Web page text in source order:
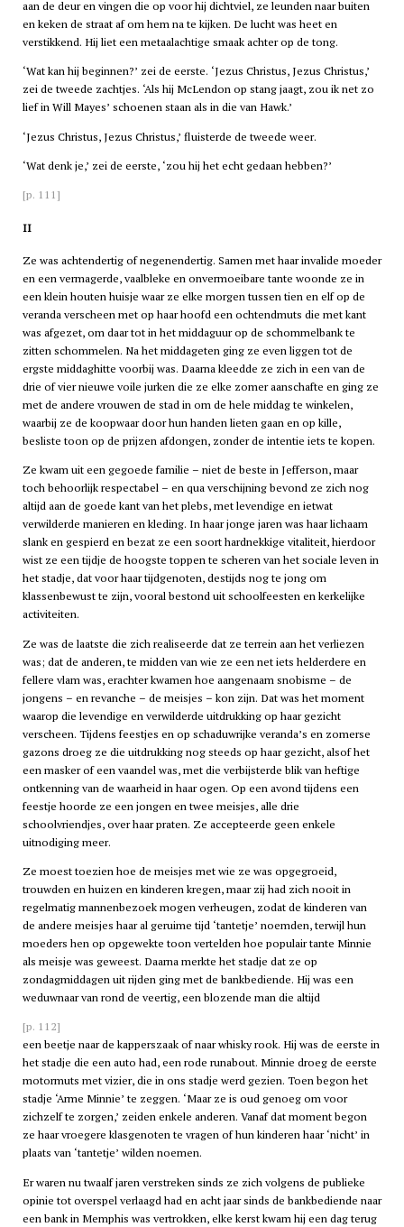
aan de deur en vingen die op voor hij dichtviel, ze leunden naar buiten
en keken de straat af om hem na te kijken. De lucht was heet en
verstikkend. Hij liet een metaalachtige smaak achter op de tong.
‘Wat kan hij beginnen?’ zei de eerste. ‘Jezus Christus, Jezus Christus,’
zei de tweede zachtjes. ‘Als hij McLendon op stang jaagt, zou ik net zo
lief in Will Mayes’ schoenen staan als in die van Hawk.’
‘Jezus Christus, Jezus Christus,’ fluisterde de tweede weer.
‘Wat denk je,’ zei de eerste, ‘zou hij het echt gedaan hebben?’
[p. 111]
II
Ze was achtendertig of negenendertig. Samen met haar invalide moeder
en een vermagerde, vaalbleke en onvermoeibare tante woonde ze in
een klein houten huisje waar ze elke morgen tussen tien en elf op de
veranda verscheen met op haar hoofd een ochtendmuts die met kant
was afgezet, om daar tot in het middaguur op de schommelbank te
zitten schommelen. Na het middageten ging ze even liggen tot de
ergste middaghitte voorbij was. Daarna kleedde ze zich in een van de
drie of vier nieuwe voile jurken die ze elke zomer aanschafte en ging ze
met de andere vrouwen de stad in om de hele middag te winkelen,
waarbij ze de koopwaar door hun handen lieten gaan en op kille,
besliste toon op de prijzen afdongen, zonder de intentie iets te kopen.
Ze kwam uit een gegoede familie – niet de beste in Jefferson, maar
toch behoorlijk respectabel – en qua verschijning bevond ze zich nog
altijd aan de goede kant van het plebs, met levendige en ietwat
verwilderde manieren en kleding. In haar jonge jaren was haar lichaam
slank en gespierd en bezat ze een soort hardnekkige vitaliteit, hierdoor
wist ze een tijdje de hoogste toppen te scheren van het sociale leven in
het stadje, dat voor haar tijdgenoten, destijds nog te jong om
klassenbewust te zijn, vooral bestond uit schoolfeesten en kerkelijke
activiteiten.
Ze was de laatste die zich realiseerde dat ze terrein aan het verliezen
was; dat de anderen, te midden van wie ze een net iets helderdere en
fellere vlam was, erachter kwamen hoe aangenaam snobisme – de
jongens – en revanche – de meisjes – kon zijn. Dat was het moment
waarop die levendige en verwilderde uitdrukking op haar gezicht
verscheen. Tijdens feestjes en op schaduwrijke veranda’s en zomerse
gazons droeg ze die uitdrukking nog steeds op haar gezicht, alsof het
een masker of een vaandel was, met die verbijsterde blik van heftige
ontkenning van de waarheid in haar ogen. Op een avond tijdens een
feestje hoorde ze een jongen en twee meisjes, alle drie
schoolvriendjes, over haar praten. Ze accepteerde geen enkele
uitnodiging meer.
Ze moest toezien hoe de meisjes met wie ze was opgegroeid,
trouwden en huizen en kinderen kregen, maar zij had zich nooit in
regelmatig mannenbezoek mogen verheugen, zodat de kinderen van
de andere meisjes haar al geruime tijd ‘tantetje’ noemden, terwijl hun
moeders hen op opgewekte toon vertelden hoe populair tante Minnie
als meisje was geweest. Daarna merkte het stadje dat ze op
zondagmiddagen uit rijden ging met de bankbediende. Hij was een
weduwnaar van rond de veertig, een blozende man die altijd
[p. 112]
een beetje naar de kapperszaak of naar whisky rook. Hij was de eerste in
het stadje die een auto had, een rode runabout. Minnie droeg de eerste
motormuts met vizier, die in ons stadje werd gezien. Toen begon het
stadje ‘Arme Minnie’ te zeggen. ‘Maar ze is oud genoeg om voor
zichzelf te zorgen,’ zeiden enkele anderen. Vanaf dat moment begon
ze haar vroegere klasgenoten te vragen of hun kinderen haar ‘nicht’ in
plaats van ‘tantetje’ wilden noemen.
Er waren nu twaalf jaren verstreken sinds ze zich volgens de publieke
opinie tot overspel verlaagd had en acht jaar sinds de bankbediende naar
een bank in Memphis was vertrokken, elke kerst kwam hij een dag terug